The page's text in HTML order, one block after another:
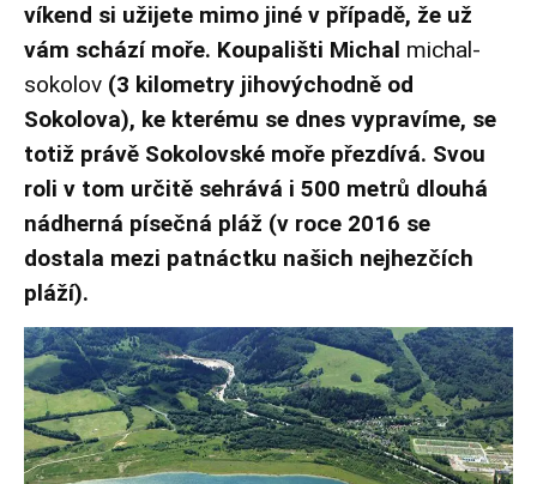
víkend si užijete mimo jiné v případě, že už
vám schází moře. Koupališti Michal michal-
sokolov (3 kilometry jihovýchodně od
Sokolova), ke kterému se dnes vypravíme, se
totiž právě Sokolovské moře přezdívá. Svou
roli v tom určitě sehrává i 500 metrů dlouhá
nádherná písečná pláž (v roce 2016 se
dostala mezi patnáctku našich nejhezčích
pláží).